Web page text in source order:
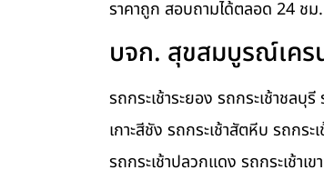
ราคาถูก สอบถามได้ตลอด 24 ชม.
บจก. สุขสมบูรณ์เครน
รถกระเช้าระยอง รถกระเช้าชลบุ
เกาะสีชัง รถกระเช้าสัตหีบ รถกระ
รถกระเช้าปลวกแดง รถกระเช้าเขา